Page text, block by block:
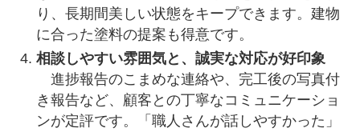
り、長期間美しい状態をキープできます。建物
に合った塗料の提案も得意です。
相談しやすい雰囲気と、誠実な対応が好印象
進捗報告のこまめな連絡や、完工後の写真付
き報告など、顧客との丁寧なコミュニケーショ
ンが定評です。「職人さんが話しやすかった」